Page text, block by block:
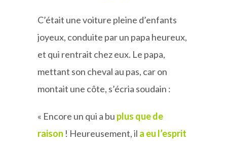
C’était une voiture pleine d’enfants
joyeux, conduite par un papa heureux,
et qui rentrait chez eux. Le papa,
mettant son cheval au pas, car on
montait une côte, s’écria soudain :
« Encore un qui a bu plus que de
raison ! Heureusement, il a eu l’esprit